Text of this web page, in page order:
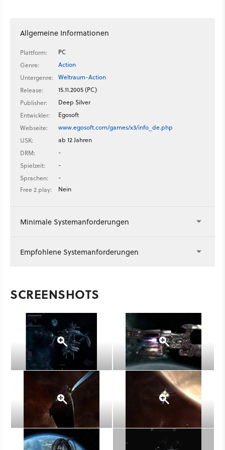
Allgemeine Informationen
Plattform:
PC
Genre:
Action
Untergenre:
Weltraum-Action
Release:
15.11.2005 (PC)
Publisher:
Deep Silver
Entwickler:
Egosoft
Webseite:
www.egosoft.com/games/x3/info_de.php
USK:
ab 12 Jahren
DRM:
-
Spielzeit:
-
Sprachen:
-
Free 2 play:
Nein
Minimale Systemanforderungen
Empfohlene Systemanforderungen
SCREENSHOTS